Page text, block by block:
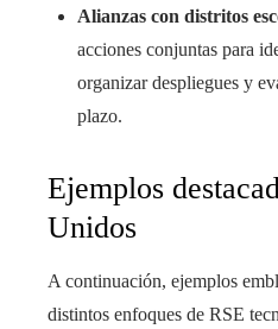
Alianzas con distritos
acciones conjuntas para
organizar despliegues y
plazo.
Ejemplos
Unidos
A continuación, ejemplos
distintos enfoques de RSE